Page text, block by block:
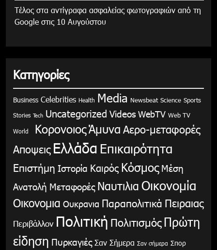
Τέλος στα αντίγραφα ασφαλείας φωτογραφιών από τη
Google στις 10 Αυγούστου
Κατηγορίες
Business Celebrities Health Media Newsbeat Science Sports
Stories Tech Uncategorized Videos WebTV Web TV
World ΚορονοιοςΆμυνα Αερο-μεταφορές
Αποψεις Ελλάδα Επικαιρότητα
Επιστήμη Ιστορία Καιρός Κόσμος Μέση
Ανατολή Μεταφορές Ναυτιλια Οικονομία
Οικονομια Ουκρανια Παραπολιτικά Πειραιας
Περιβάλλον Πολιτική Πολιτισμός Πρώτη
είδηση Πυρκαγιές Σαν Σήμερα Σαν σήμερα Σπορ